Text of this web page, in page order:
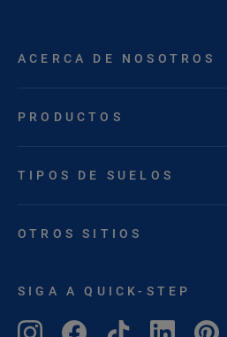
ACERCA DE NOSOTROS
PRODUCTOS
TIPOS DE SUELOS
OTROS SITIOS
SIGA A QUICK-STEP